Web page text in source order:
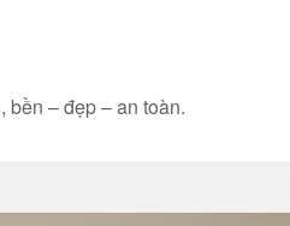
– đẹp – an toàn.